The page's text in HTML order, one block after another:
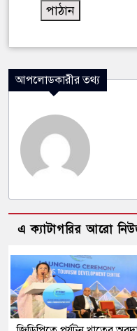
আপলোডকারীর তথ্য
এ ক্যাটাগরির আরো